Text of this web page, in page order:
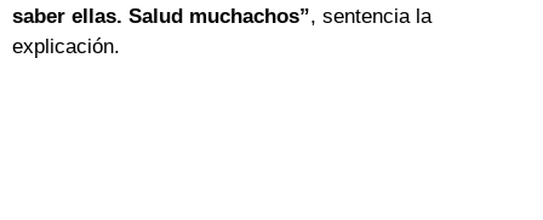
saber ellas. Salud muchachos”, sentencia la
explicación.